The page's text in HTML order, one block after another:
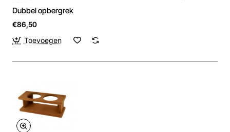
Dubbel opbergrek
€86,50
Toevoegen